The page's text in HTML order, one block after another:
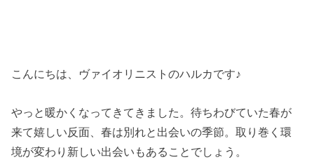
こんにちは、ヴァイオリニストのハルカです♪
やっと暖かくなってきてきました。待ちわびていた春が
来て嬉しい反面、春は別れと出会いの季節。取り巻く環
境が変わり新しい出会いもあることでしょう。